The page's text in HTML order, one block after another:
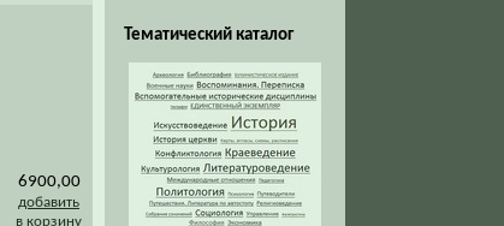
6900,00
добавить
в корзину
Тематический каталог